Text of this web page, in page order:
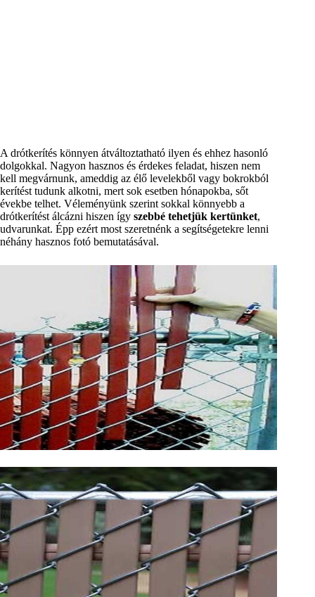
A drótkerítés könnyen átváltoztatható ilyen és ehhez hasonló
dolgokkal. Nagyon hasznos és érdekes feladat, hiszen nem
kell megvárnunk, ameddig az élő levelekből vagy bokrokból
kerítést tudunk alkotni, mert sok esetben hónapokba, sőt
évekbe telhet. Véleményünk szerint sokkal könnyebb a
drótkerítést álcázni hiszen így szebbé tehetjük kertünket,
udvarunkat. Épp ezért most szeretnénk a segítségetekre lenni
néhány hasznos fotó bemutatásával.